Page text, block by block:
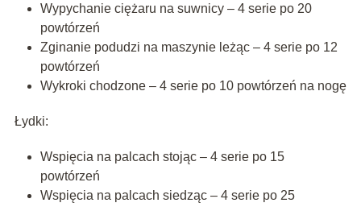
Wypychanie ciężaru na suwnicy – 4 serie po 20
powtórzeń
Zginanie podudzi na maszynie leżąc – 4 serie po 12
powtórzeń
Wykroki chodzone – 4 serie po 10 powtórzeń na nogę
Łydki:
Wspięcia na palcach stojąc – 4 serie po 15
powtórzeń
Wspięcia na palcach siedząc – 4 serie po 25